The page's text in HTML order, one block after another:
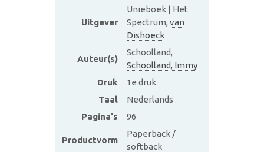
Uitgever
Unieboek | Het
Spectrum, van
Dishoeck
Auteur(s)
Schoolland,
Schoolland, Immy
Druk
1e druk
Taal
Nederlands
Pagina's
96
Productvorm
Paperback /
softback